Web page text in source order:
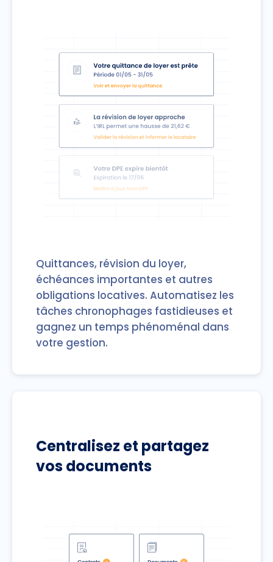
Quittances, révision du loyer,
échéances importantes et autres
obligations locatives. Automatisez les
tâches chronophages fastidieuses et
gagnez un temps phénoménal dans
votre gestion.
Centralisez et partagez
vos documents